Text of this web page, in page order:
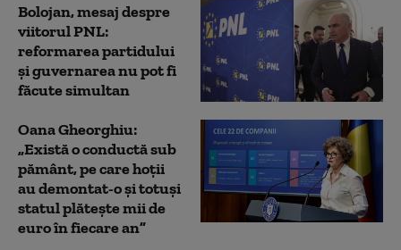
Bolojan, mesaj despre
viitorul PNL:
reformarea partidului
și guvernarea nu pot fi
făcute simultan
Oana Gheorghiu:
„Există o conductă sub
pământ, pe care hoții
au demontat-o și totuși
statul plătește mii de
euro în fiecare an”